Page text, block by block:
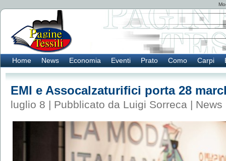
Home News Economia Eventi Prato Como Carpi
EMI e Assocalzaturifici porta 28
luglio 8 | Pubblicato da Luigi Sorreca | News